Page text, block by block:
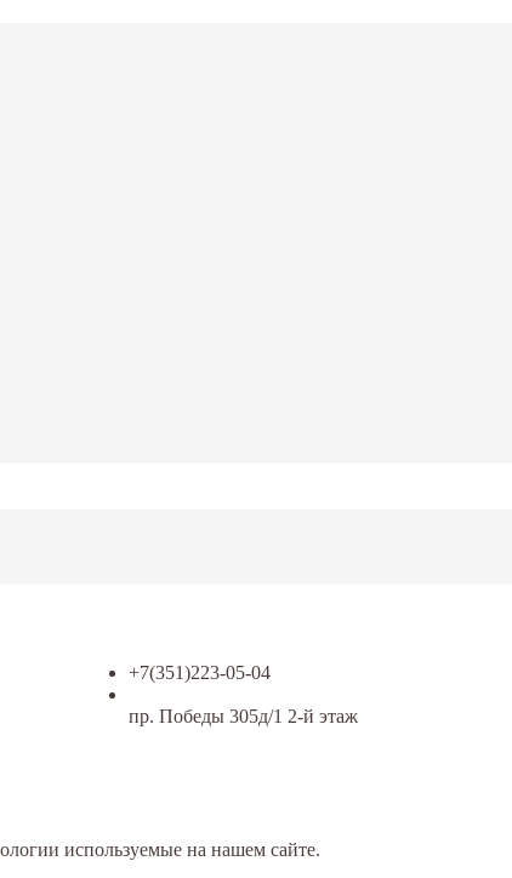
+7(351)223-05-04
пр. Победы 305д/1 2-й этаж
используемые на нашем сайте.